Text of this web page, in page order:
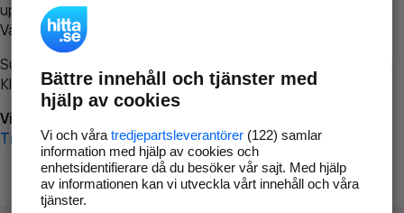
uppstod så att vi lättare och snabbare kan avhjälpa det.
Vänligen försök med följande:
Surfa till
Klicka påTillbaka-knappen i webbläsaren och försök igen
Vi beklagar besväret!
Till startsidan
Bättre innehåll och tjänster med
hjälp av cookies
Vi och våra tredjepartsleverantörer(122) samlar
information med hjälp av cookies och
enhetsidentifierare då du besöker vår sajt. Med hjälp
av informationen kan vi utveckla vårt innehåll och våra
tjänster.